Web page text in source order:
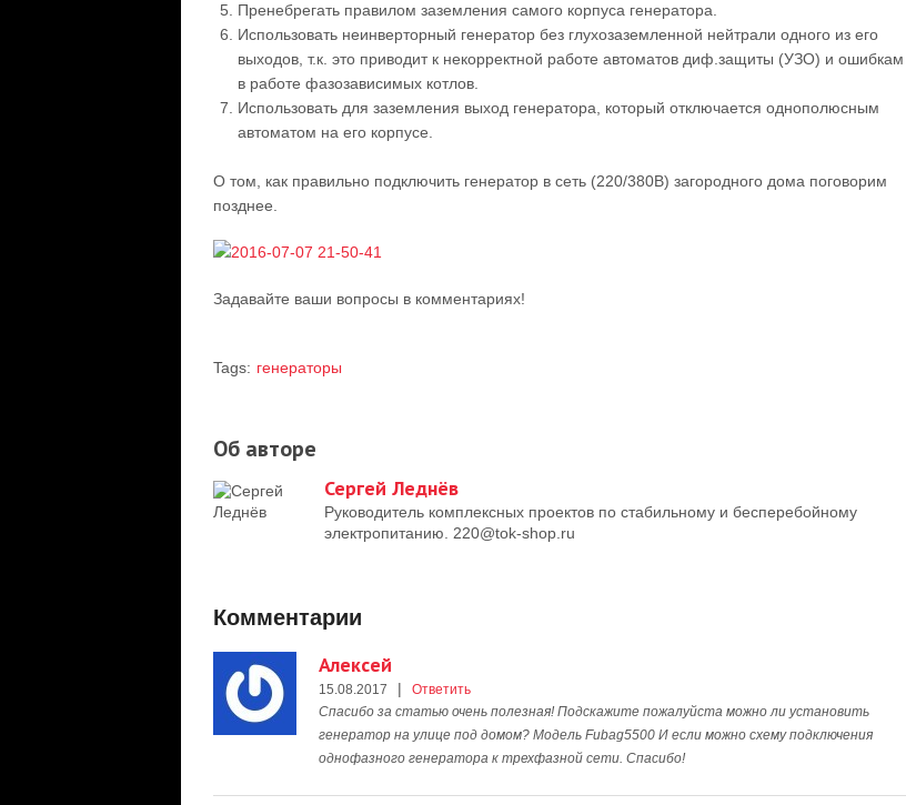
Пренебрегать правилом заземления самого корпуса генератора.
Использовать неинверторный генератор без глухозаземленной нейтрали одного из его
выходов, т.к. это приводит к некорректной работе автоматов диф.защиты (УЗО) и ошибкам
в работе фазозависимых котлов.
Использовать для заземления выход генератора, который отключается однополюсным
автоматом на его корпусе.
О том, как правильно подключить генератор в сеть (220/380В) загородного дома поговорим
позднее.
Задавайте ваши вопросы в комментариях!
Tags: генераторы
Об авторе
Сергей Леднёв
Руководитель комплексных проектов по стабильному и бесперебойному
электропитанию. 220@tok-shop.ru
Комментарии
Алексей
15.08.2017 |
Ответить
Спасибо за статью очень полезная! Подскажите пожалуйста можно ли установить
генератор на улице под домом? Модель Fubag5500 И если можно схему подключения
однофазного генератора к трехфазной сети. Спасибо!